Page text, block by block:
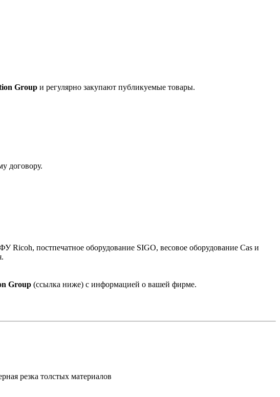
Group и регулярно закупают публикуемые товары.
договору.
постпечатное оборудование SIGO, весовое оборудование Cas и
Group (ссылка ниже) с информацией о вашей фирме.
резка толстых материалов